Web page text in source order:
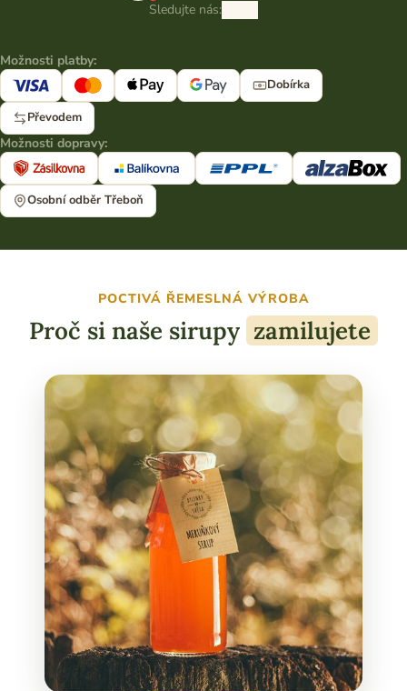
Sledujte nás:
Možnosti platby:
Dobírka
Převodem
Možnosti dopravy:
Osobní odběr Třeboň
POCTIVÁ ŘEMESLNÁ VÝROBA
Proč si naše sirupy zamilujete